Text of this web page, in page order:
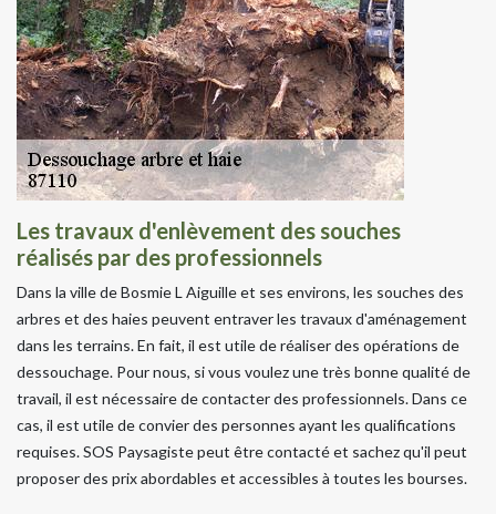
Les travaux d'enlèvement des souches
réalisés par des professionnels
Dans la ville de Bosmie L Aiguille et ses environs, les souches des
arbres et des haies peuvent entraver les travaux d'aménagement
dans les terrains. En fait, il est utile de réaliser des opérations de
dessouchage. Pour nous, si vous voulez une très bonne qualité de
travail, il est nécessaire de contacter des professionnels. Dans ce
cas, il est utile de convier des personnes ayant les qualifications
requises. SOS Paysagiste peut être contacté et sachez qu'il peut
proposer des prix abordables et accessibles à toutes les bourses.